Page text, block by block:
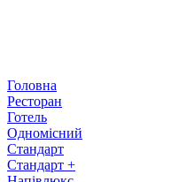
Головна
Ресторан
Готель
Одномісний
Стандарт
Стандарт +